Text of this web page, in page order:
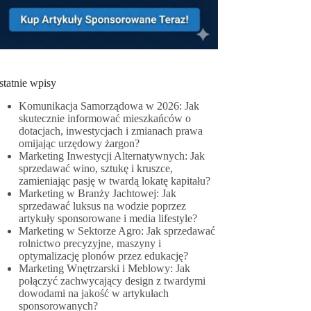
wpisy
Komunikacja Samorządowa w 2026: Jak
skutecznie informować mieszkańców o
dotacjach, inwestycjach i zmianach prawa
omijając urzędowy żargon?
Marketing Inwestycji Alternatywnych: Jak
sprzedawać wino, sztukę i kruszce,
zamieniając pasję w twardą lokatę kapitału?
Marketing w Branży Jachtowej: Jak
sprzedawać luksus na wodzie poprzez
artykuły sponsorowane i media lifestyle?
Marketing w Sektorze Agro: Jak sprzedawać
rolnictwo precyzyjne, maszyny i
optymalizację plonów przez edukację?
Marketing Wnętrzarski i Meblowy: Jak
połączyć zachwycający design z twardymi
dowodami na jakość w artykułach
sponsorowanych?